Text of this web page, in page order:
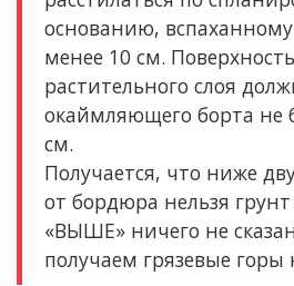
основанию,
менее 10 см.
растительного слоя
окаймляющего борта не
см.
Получается, что ниже
от бордюра нельзя
«ВЫШЕ» ничего не
получаем грязевые горы